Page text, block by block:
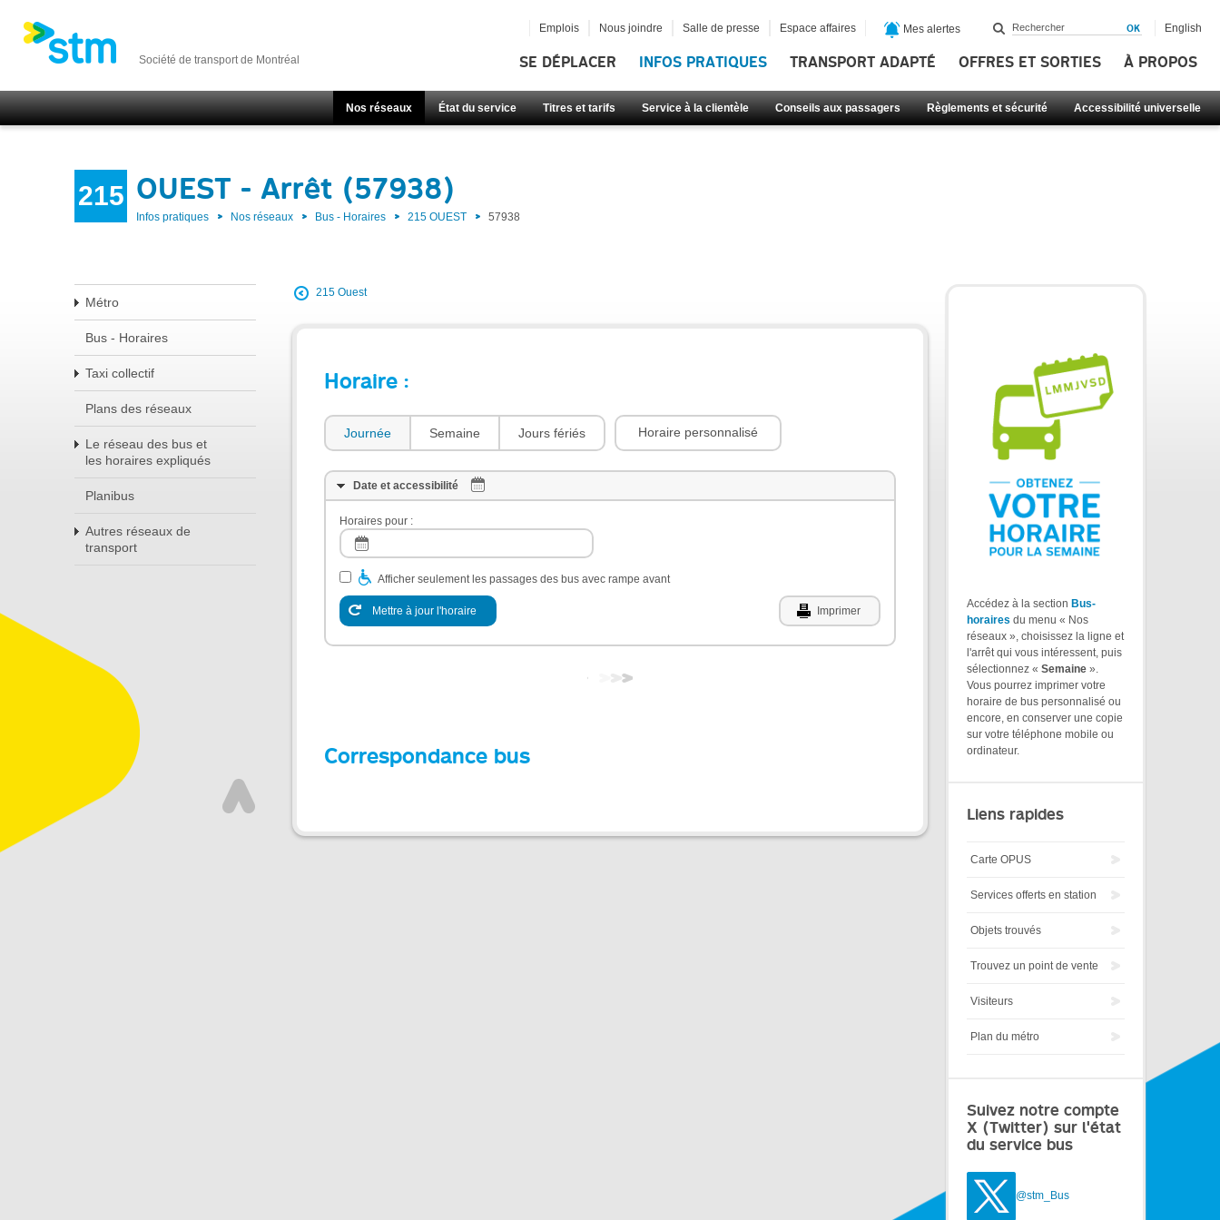
Société de transport de Montréal SE DÉPLACER INFOS PRATIQUES TRANSPORT ADAPTÉ OFFRES ET SORTIES À PROPOS
Nos réseaux État du service Titres et tarifs Service à la clientèle Conseils aux passagers Règlements et sécurité Accessibilité universelle
Emplois Nous joindre Salle de presse Espace affaires Mes alertes English
215 OUEST - Arrêt (57938)
Infos pratiques Nos réseaux Bus - Horaires 215 OUEST 57938
Métro
Bus - Horaires
Taxi collectif
Plans des réseaux
Le réseau des bus et
les horaires expliqués
Planibus
Autres réseaux de
transport
215 Ouest
Horaire :
Journée Semaine Jours fériés Horaire personnalisé
Date et accessibilité
Horaires pour :
Afficher seulement les passages des bus avec rampe avant
Mettre à jour l'horaire Imprimer
Correspondance bus
Accédez à la section Bus-
horaires du menu « Nos
réseaux », choisissez la ligne et
l'arrêt qui vous intéressent, puis
sélectionnez « Semaine ».
Vous pourrez imprimer votre
horaire de bus personnalisé ou
encore, en conserver une copie
sur votre téléphone mobile ou
ordinateur.
Liens rapides
Carte OPUS
Services offerts en station
Objets trouvés
Trouvez un point de vente
Visiteurs
Plan du métro
Suivez notre compte
X (Twitter) sur l'état
du service bus
@stm_Bus